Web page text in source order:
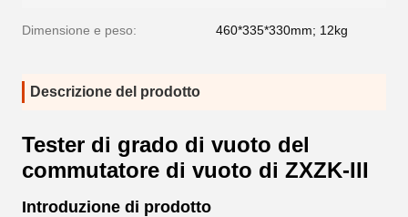
Dimensione e peso: 460*335*330mm; 12kg
Descrizione del prodotto
Tester di grado di vuoto del
commutatore di vuoto di ZXZK-III
Introduzione di prodotto